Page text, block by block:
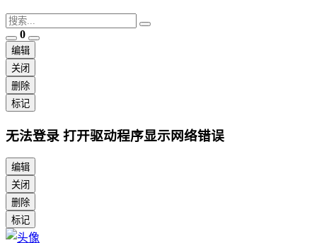
0
编辑
关闭
删除
标记
无法登录 打开驱动程序显示网络错误
编辑
关闭
删除
标记